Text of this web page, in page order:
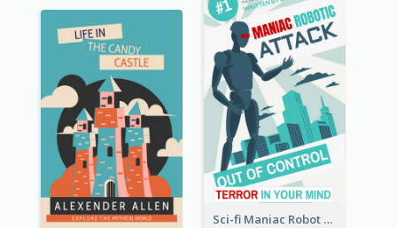
Sci-fi Maniac Robot Book Cover